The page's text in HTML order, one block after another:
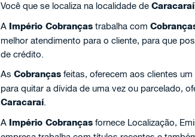
Você que se localiza na localidade de Caracaraí
A Império Cobrançastrabalha com
melhor atendimento para o cliente, para que
de crédito.
As Cobrançasfeitas, oferecem aos clientes
para quitar a dívida de uma vez ou parcelado,
Caracaraí.
A Império Cobrançasfornece Localização,